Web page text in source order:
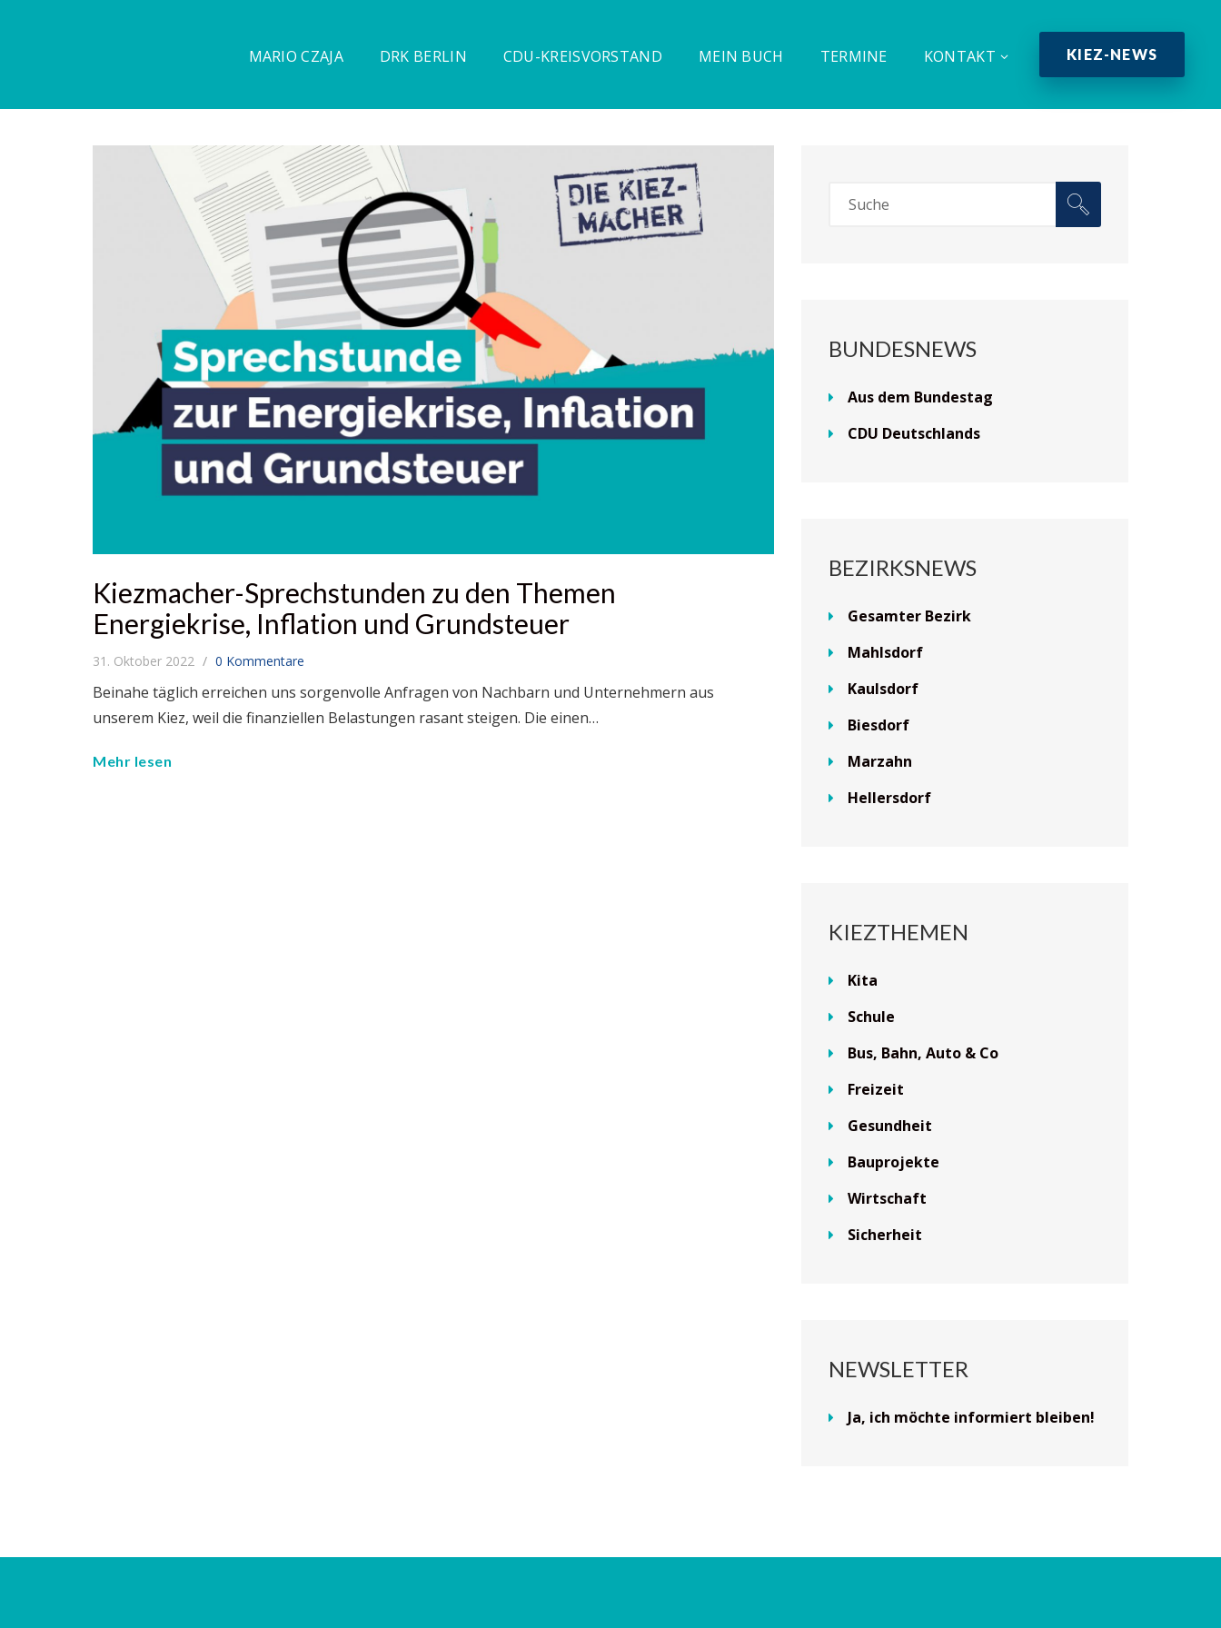
MARIO CZAJA DRK BERLIN CDU-KREISVORSTAND MEIN BUCH TERMINE KONTAKT KIEZ-NEWS
Kiezmacher-Sprechstunden zu den Themen
Energiekrise, Inflation und Grundsteuer
31. Oktober 2022 0 Kommentare
Beinahe täglich erreichen uns sorgenvolle Anfragen von Nachbarn und Unternehmern aus
unserem Kiez, weil die finanziellen Belastungen rasant steigen. Die einen…
Mehr lesen
BUNDESNEWS
Aus dem Bundestag
CDU Deutschlands
BEZIRKSNEWS
Gesamter Bezirk
Mahlsdorf
Kaulsdorf
Biesdorf
Marzahn
Hellersdorf
KIEZTHEMEN
Kita
Schule
Bus, Bahn, Auto & Co
Freizeit
Gesundheit
Bauprojekte
Wirtschaft
Sicherheit
NEWSLETTER
Ja, ich möchte informiert bleiben!